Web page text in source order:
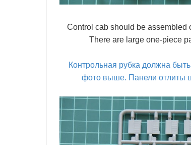
Control cab should be assembled
There are large one-piece
Контрольная рубка должна
фото выше. Панели отлиты